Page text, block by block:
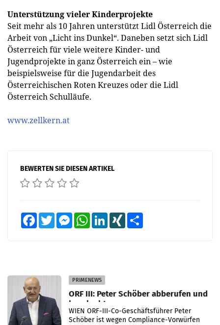
Unterstützung vieler Kinderprojekte
Seit mehr als 10 Jahren unterstützt Lidl Österreich die
Arbeit von „Licht ins Dunkel“. Daneben setzt sich Lidl
Österreich für viele weitere Kinder- und
Jugendprojekte in ganz Österreich ein – wie
beispielsweise für die Jugendarbeit des
Österreichischen Roten Kreuzes oder die Lidl
Österreich Schulläufe.
www.zellkern.at
BEWERTEN SIE DIESEN ARTIKEL
FacebookTwitter MessengerWhatsAppLinkedInXING
PRIMENEWS
ORF III: Peter Schöber abberufen und
beurlaubt
WIEN ORF-III-Co-Geschäftsführer Peter
Schöber ist wegen Compliance-Vorwürfen